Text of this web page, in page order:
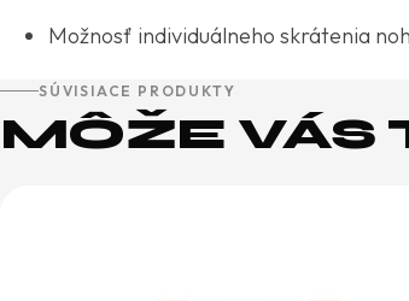
Možnosť individuálneho skrátenia
SÚVISIACE PRODUKTY
MÔŽE VÁS